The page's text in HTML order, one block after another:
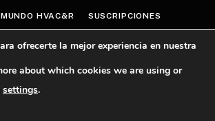
HVAC&R SUSCRIPCIONES
SOBRE CUMPLIMIENTO ANTICORRUPCIÓN
ofrecerte la mejor experiencia en nuestra
about which cookies we are using or
settings.